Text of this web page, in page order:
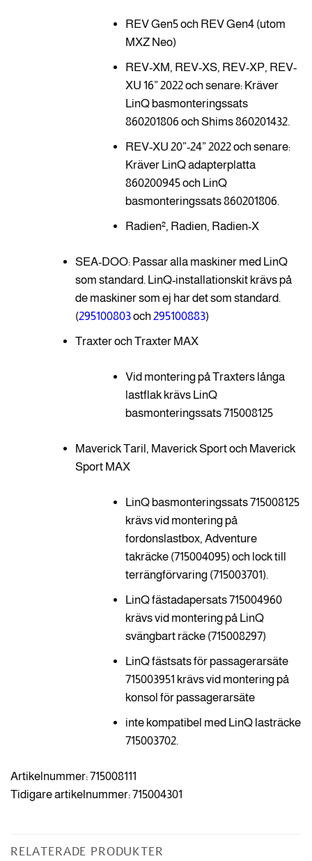
REV Gen5 och REV Gen4 (utom
MXZ Neo)
REV-XM, REV-XS, REV-XP, REV-
XU 16” 2022 och senare: Kräver
LinQ basmonteringssats
860201806 och Shims 860201432.
REV-XU 20”-24” 2022 och senare:
Kräver LinQ adapterplatta
860200945 och LinQ
basmonteringssats 860201806.
Radien², Radien, Radien-X
SEA-DOO: Passar alla maskiner med LinQ
som standard. LinQ-installationskit krävs på
de maskiner som ej har det som standard.
(295100803och295100883)
Traxter och Traxter MAX
Vid montering på Traxters långa
lastflak krävs LinQ
basmonteringssats 715008125
Maverick Taril, Maverick Sport och Maverick
Sport MAX
LinQ basmonteringssats 715008125
krävs vid montering på
fordonslastbox, Adventure
takräcke (715004095) och lock till
terrängförvaring (715003701).
LinQ fästadapersats 715004960
krävs vid montering på LinQ
svängbart räcke (715008297)
LinQ fästsats för passagerarsäte
715003951 krävs vid montering på
konsol för passagerarsäte
inte kompatibel med LinQ lasträcke
715003702.
Artikelnummer: 715008111
Tidigare artikelnummer: 715004301
RELATERADE PRODUKTER